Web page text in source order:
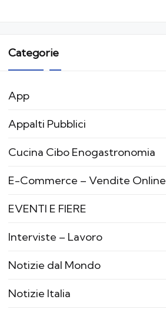
Categorie
App
Appalti Pubblici
Cucina Cibo Enogastronomia
E-Commerce – Vendite Online
EVENTI E FIERE
Interviste – Lavoro
Notizie dal Mondo
Notizie Italia